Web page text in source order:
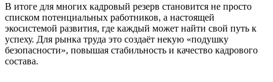
В итоге для многих кадровый резерв становится не просто
списком потенциальных работников, а настоящей
экосистемой развития, где каждый может найти свой путь к
успеху. Для рынка труда это создаёт некую «подушку
безопасности», повышая стабильность и качество кадрового
состава.